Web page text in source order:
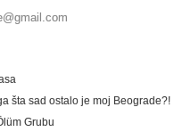
šta sad ostalo je moj Beograde?!
Grubu